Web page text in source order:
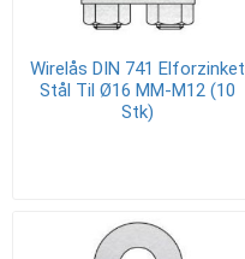
Wirelås DIN 741 Elforzinket
Stål Til Ø16 MM-M12 (10
Stk)